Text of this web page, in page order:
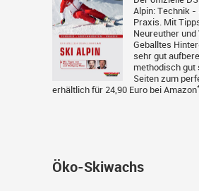
Alpin: Technik
Praxis. Mit
Neureuther und
Geballtes
sehr gut
methodisch
Seiten zum
erhältlich für 24,90 Euro bei Amazon
Öko-Skiwachs